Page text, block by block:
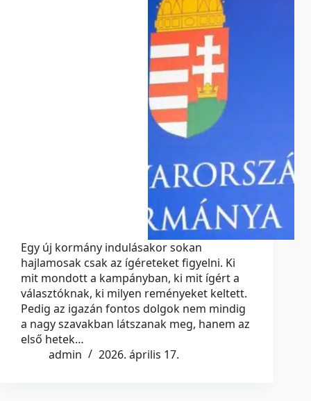
Egy új kormány indulásakor sokan
hajlamosak csak az ígéreteket figyelni. Ki
mit mondott a kampányban, ki mit ígért a
választóknak, ki milyen reményeket keltett.
Pedig az igazán fontos dolgok nem mindig
a nagy szavakban látszanak meg, hanem az
első hetek…
admin
2026. április 17.